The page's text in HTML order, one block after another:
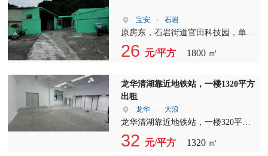
约7-9米，都可以做独立院子，合同
五年，免租期长，随时可看！ ?
宝安 - 石岩
原房东，石岩街道官田科技园，单一
层钢构1800平，租金19.9元，实际面
积出，高7米，6号地铁口，合同3-6
26 元/平方 1800 ㎡
龙华清湖靠近地铁站，一楼1320平方
出租
龙华 - 大浪
龙华清湖靠近地铁站，一楼320平方
厂房出租，现成的阁楼办公室，大开
间仓库，层高5米，水电齐全，
32 元/平方 1320 ㎡